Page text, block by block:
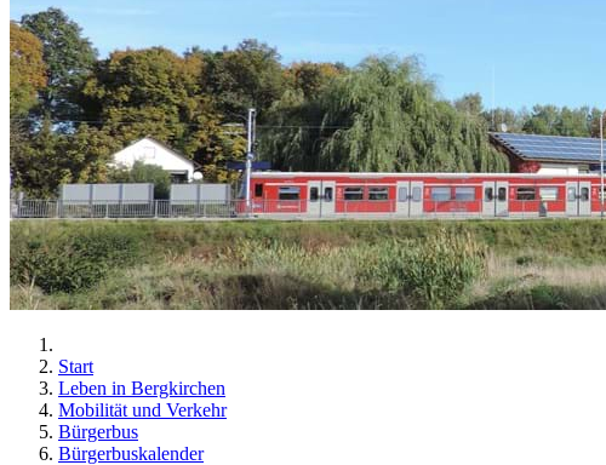
Start
Leben in Bergkirchen
Mobilität und Verkehr
Bürgerbus
Bürgerbuskalender